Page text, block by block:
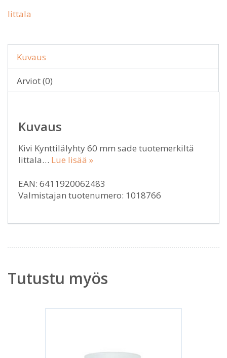
Iittala
Kuvaus
Arviot (0)
Kuvaus
Kivi Kynttilälyhty 60 mm sade tuotemerkiltä
Iittala… Lue lisää »
EAN: 6411920062483
Valmistajan tuotenumero: 1018766
Tutustu myös